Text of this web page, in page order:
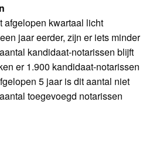
afgelopen kwartaal licht
jaar eerder, zijn er iets minder
kandidaat-notarissen blijft
er 1.900 kandidaat-notarissen
5 jaar is dit aantal niet
toegevoegd notarissen